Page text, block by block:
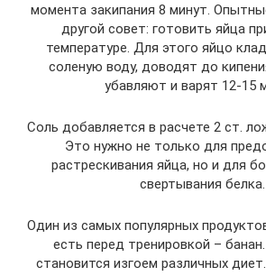
момента закипания 8 минут.
другой совет: готовить яйца
температуре. Для этого яйцо
соленую воду, доводят до
убавляют и варят 12-15
Соль добавляется в расчете 2 ст.
Это нужно не только для
растрескивания яйца, но и для
свертывания белка.
Один из самых популярных
есть перед тренировкой –
становится изгоем различных